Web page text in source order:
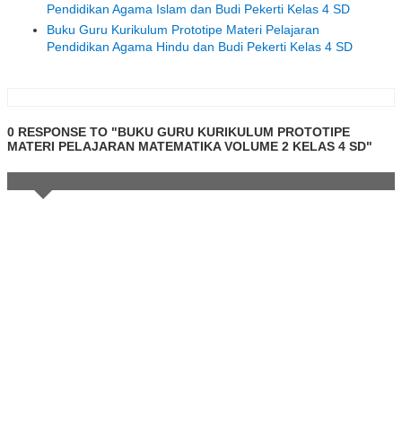
Pendidikan Agama Islam dan Budi Pekerti Kelas 4 SD
Buku Guru Kurikulum Prototipe Materi Pelajaran
Pendidikan Agama Hindu dan Budi Pekerti Kelas 4 SD
0 RESPONSE TO "BUKU GURU KURIKULUM PROTOTIPE
MATERI PELAJARAN MATEMATIKA VOLUME 2 KELAS 4 SD"